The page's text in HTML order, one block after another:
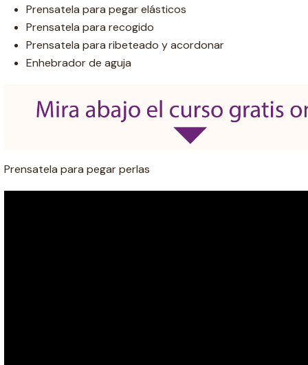
Prensatela para pegar elásticos
Prensatela para recogido
Prensatela para ribeteado y acordonar
Enhebrador de aguja
Prensatela para pegar perlas